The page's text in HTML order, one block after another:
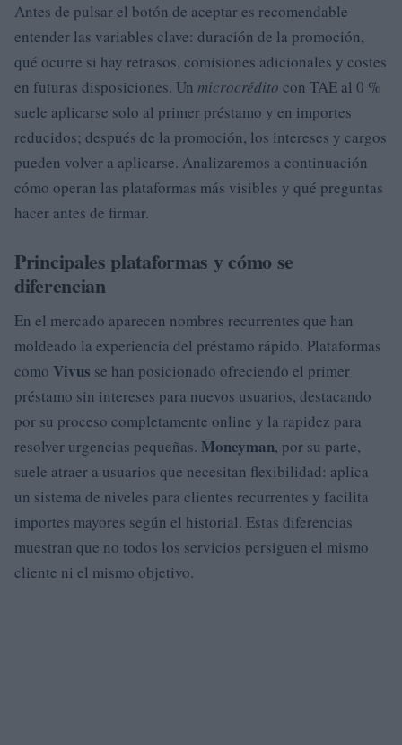
Antes de pulsar el botón de aceptar es recomendable
entender las variables clave: duración de la promoción,
qué ocurre si hay retrasos, comisiones adicionales y costes
en futuras disposiciones. Un microcrédito con TAE al 0 %
suele aplicarse solo al primer préstamo y en importes
reducidos; después de la promoción, los intereses y cargos
pueden volver a aplicarse. Analizaremos a continuación
cómo operan las plataformas más visibles y qué preguntas
hacer antes de firmar.
Principales plataformas y cómo se
diferencian
En el mercado aparecen nombres recurrentes que han
moldeado la experiencia del préstamo rápido. Plataformas
como Vivus se han posicionado ofreciendo el primer
préstamo sin intereses para nuevos usuarios, destacando
por su proceso completamente online y la rapidez para
resolver urgencias pequeñas. Moneyman, por su parte,
suele atraer a usuarios que necesitan flexibilidad: aplica
un sistema de niveles para clientes recurrentes y facilita
importes mayores según el historial. Estas diferencias
muestran que no todos los servicios persiguen el mismo
cliente ni el mismo objetivo.